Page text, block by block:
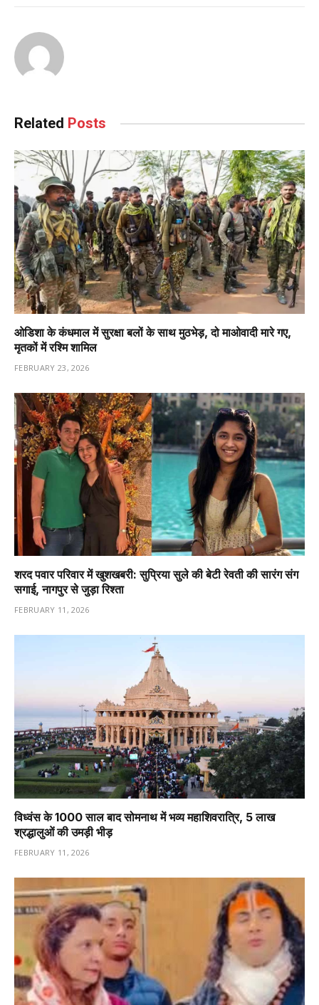
Related Posts
ओडिशा के कंधमाल में सुरक्षा बलों के साथ मुठभेड़, दो माओवादी मारे गए,
मृतकों में रश्मि शामिल
FEBRUARY 23, 2026
शरद पवार परिवार में खुशखबरी: सुप्रिया सुले की बेटी रेवती की सारंग संग
सगाई, नागपुर से जुड़ा रिश्ता
FEBRUARY 11, 2026
विध्वंस के 1000 साल बाद सोमनाथ में भव्य महाशिवरात्रि, 5 लाख
श्रद्धालुओं की उमड़ी भीड़
FEBRUARY 11, 2026